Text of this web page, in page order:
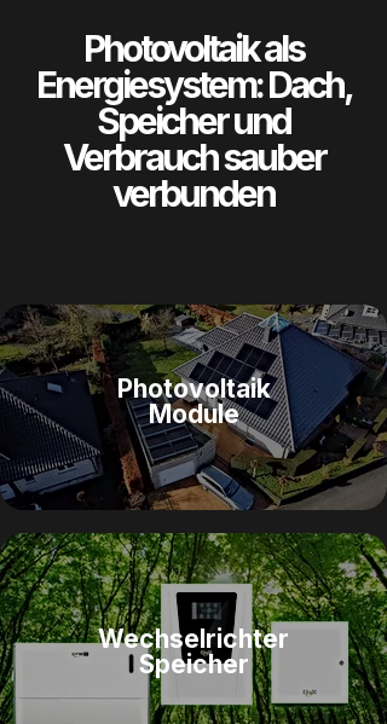
Photovoltaik als
Energiesystem: Dach,
Speicher und
Verbrauch sauber
verbunden
Photovoltaik
Module
Wechselrichter
Speicher